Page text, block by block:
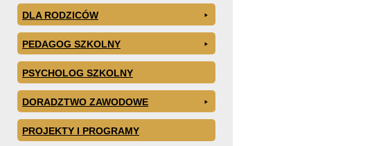
DLA RODZICÓW
PEDAGOG SZKOLNY
PSYCHOLOG SZKOLNY
DORADZTWO ZAWODOWE
PROJEKTY I PROGRAMY